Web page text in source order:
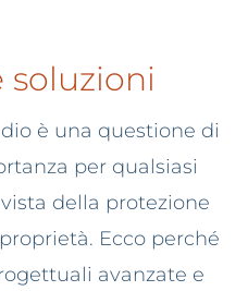
soluzioni
è una questione di
per qualsiasi
della protezione
Ecco perché
avanzate e